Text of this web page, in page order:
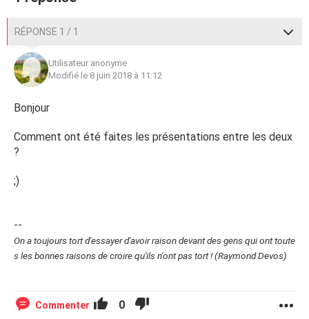
RÉPONSE 1 / 1
Utilisateur anonyme
Modifié le 8 juin 2018 à 11:12
Bonjour
Comment ont été faites les présentations entre les deux
?
;)
--
On a toujours tort d'essayer d'avoir raison devant des gens qui ont toute
s les bonnes raisons de croire qu'ils n'ont pas tort ! (Raymond Devos)
Commenter 0